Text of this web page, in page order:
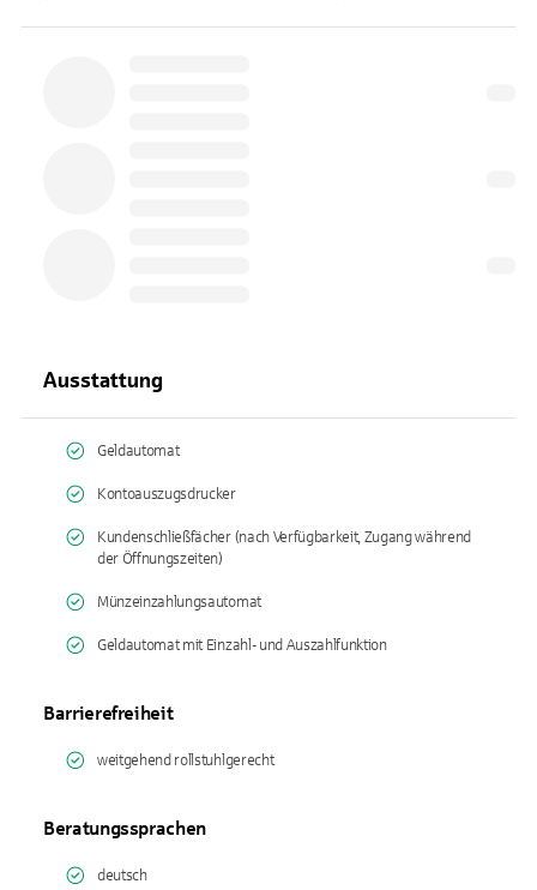
Ausstattung
Geldautomat
Kontoauszugsdrucker
Kundenschließfächer (nach Verfügbarkeit, Zugang während
der Öffnungszeiten)
Münzeinzahlungsautomat
Geldautomat mit Einzahl- und Auszahlfunktion
Barrierefreiheit
weitgehend rollstuhlgerecht
Beratungssprachen
deutsch